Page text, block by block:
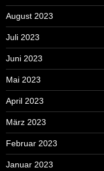
August 2023
Juli 2023
Juni 2023
Mai 2023
April 2023
März 2023
Februar 2023
Januar 2023